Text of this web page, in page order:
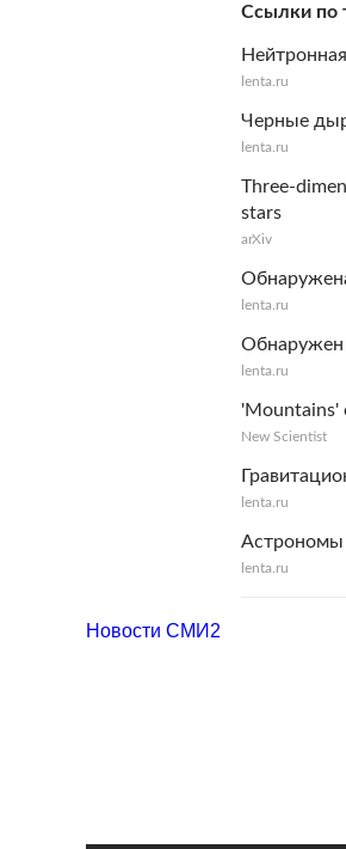
Ссылки по
lenta.ru
Черные
lenta.ru
Three-
stars
arXiv
lenta.ru
Обнаружен
lenta.ru
'Mountains'
New Scientist
lenta.ru
Астрономы
lenta.ru
Новости СМИ2